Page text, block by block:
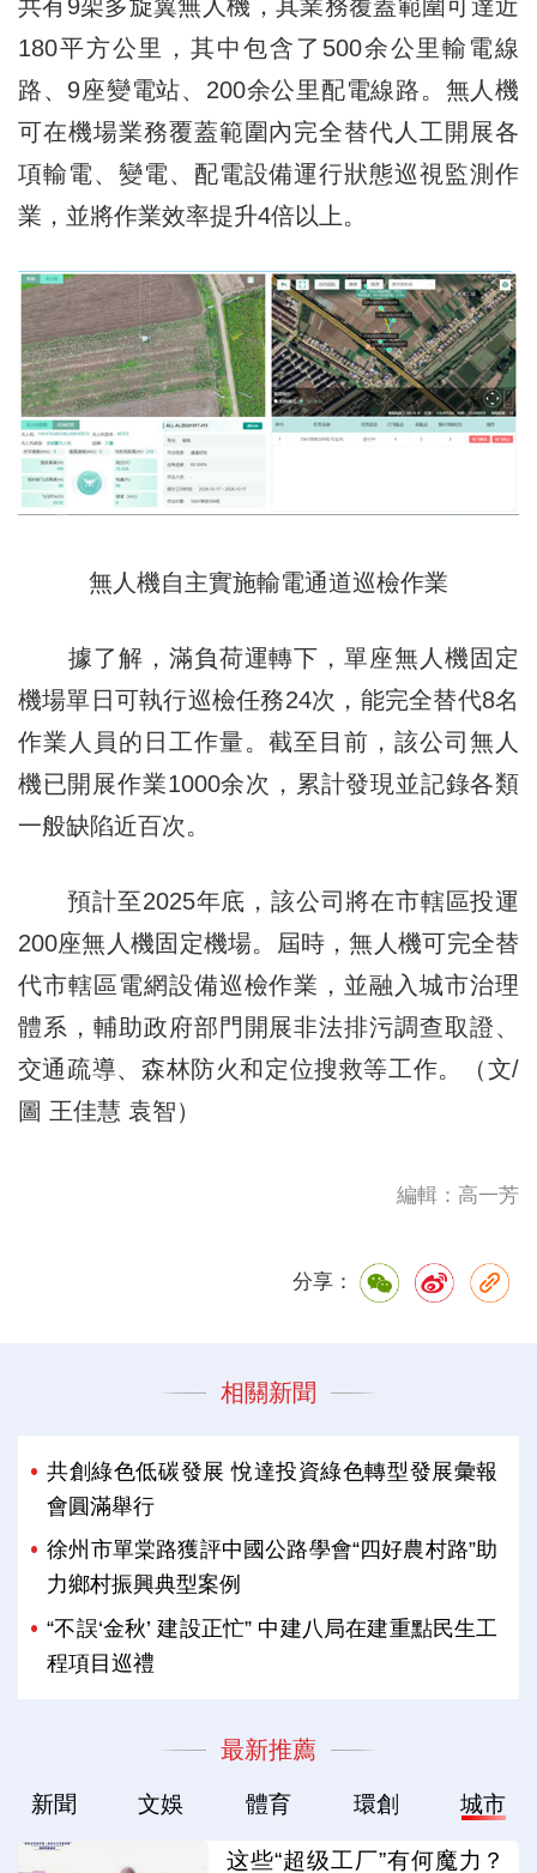
共有9架多旋翼無人機，其業務覆蓋範圍可達近
180平方公里，其中包含了500余公里輸電線
路、9座變電站、200余公里配電線路。無人機
可在機場業務覆蓋範圍內完全替代人工開展各
項輸電、變電、配電設備運行狀態巡視監測作
業，並將作業效率提升4倍以上。
無人機自主實施輸電通道巡檢作業
據了解，滿負荷運轉下，單座無人機固定
機場單日可執行巡檢任務24次，能完全替代8名
作業人員的日工作量。截至目前，該公司無人
機已開展作業1000余次，累計發現並記錄各類
一般缺陷近百次。
預計至2025年底，該公司將在市轄區投運
200座無人機固定機場。屆時，無人機可完全替
代市轄區電網設備巡檢作業，並融入城市治理
體系，輔助政府部門開展非法排污調查取證、
交通疏導、森林防火和定位搜救等工作。（文/
圖 王佳慧 袁智）
編輯：高一芳
分享：
相關新聞
共創綠色低碳發展 悅達投資綠色轉型發展彙報
會圓滿舉行
徐州市單棠路獲評中國公路學會“四好農村路”助
力鄉村振興典型案例
“不誤‘金秋’ 建設正忙” 中建八局在建重點民生工
程項目巡禮
最新推薦
新聞 文娛 體育 環創 城市
这些“超级工厂”有何魔力？